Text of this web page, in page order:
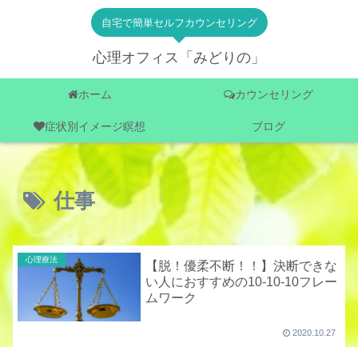
自宅で簡単セルフカウンセリング
心理オフィス「みどりの」
ホーム カウンセリング
症状別イメージ瞑想 ブログ
仕事
心理療法
【脱！優柔不断！！】決断できな
い人におすすめの10-10-10フレー
ムワーク
2020.10.27